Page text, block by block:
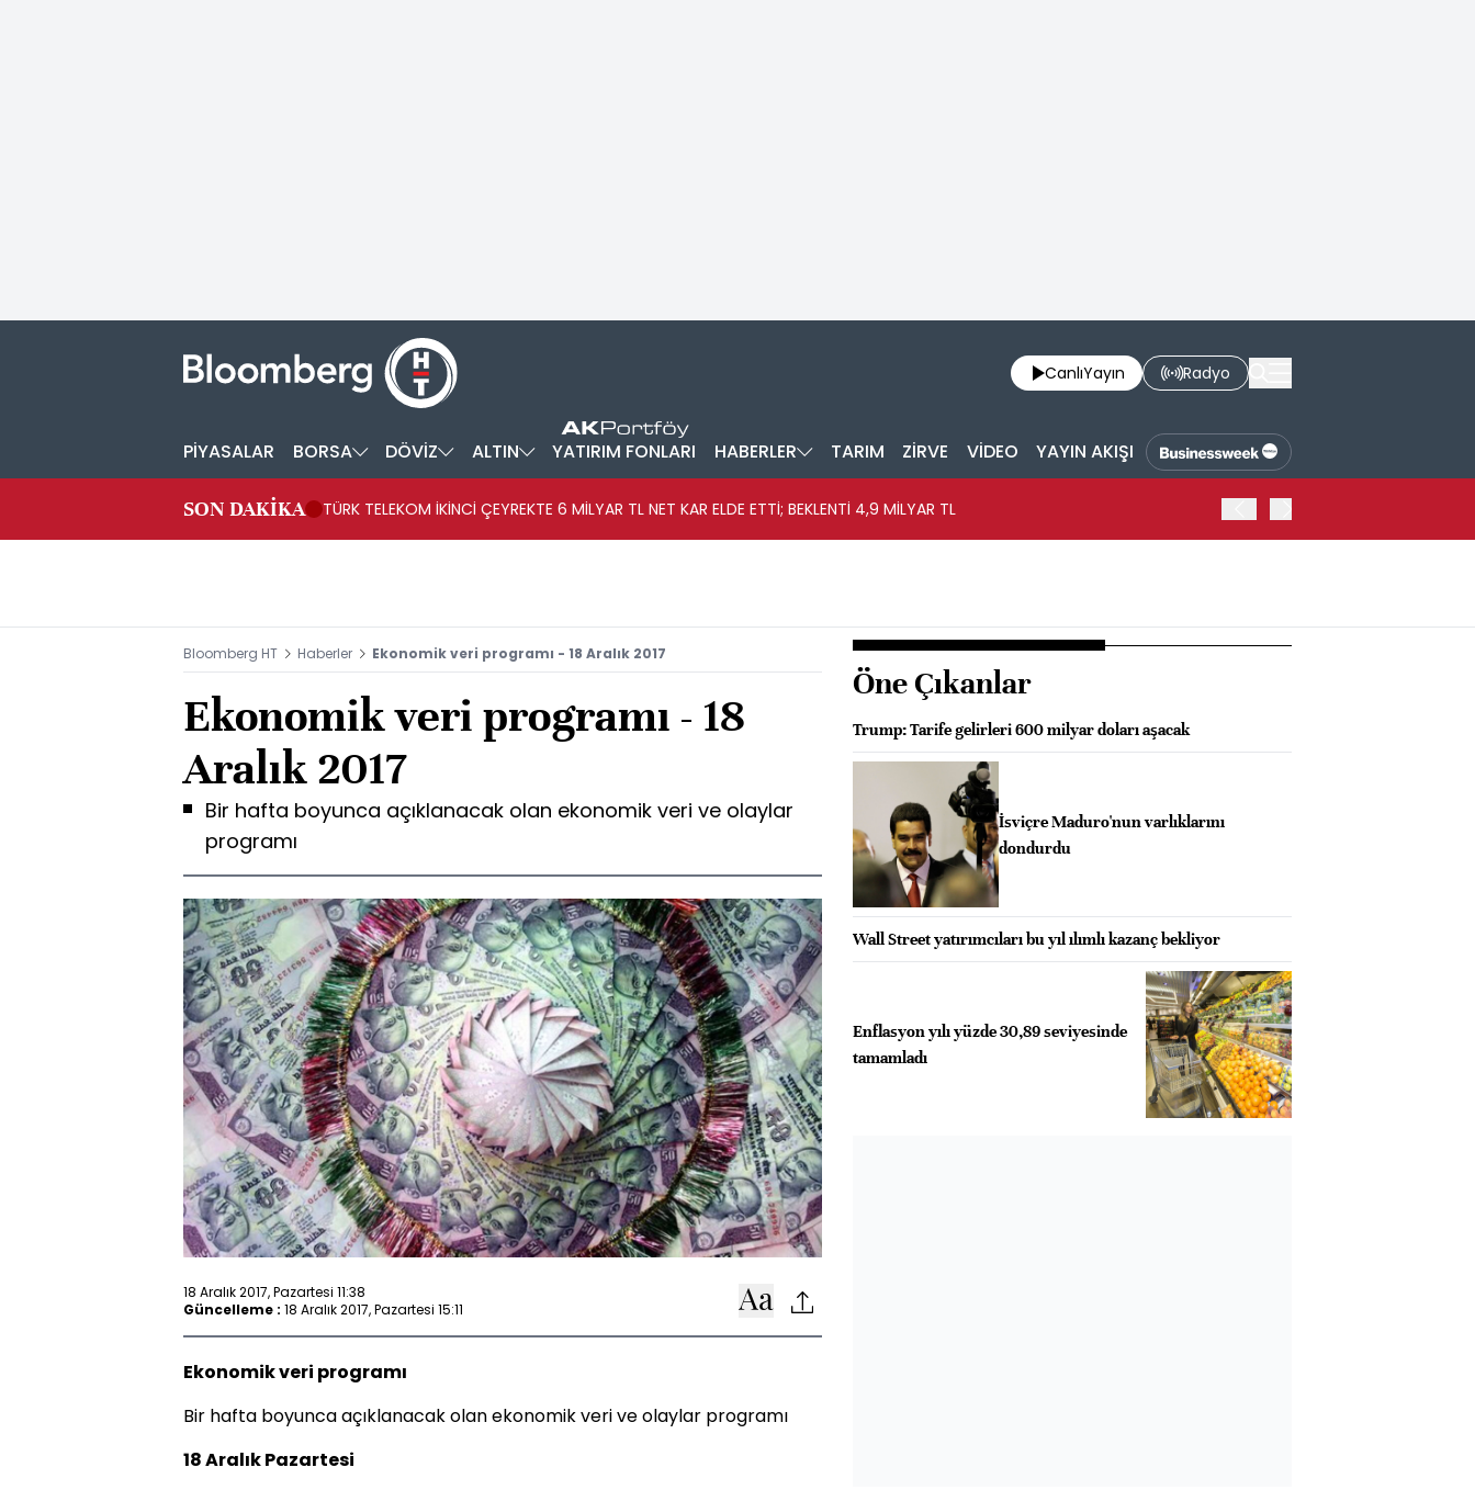
CanlıYayın Radyo
PİYASALAR BORSA DÖVİZ ALTIN YATIRIM FONLARI HABERLER TARIM ZİRVE VİDEO YAYIN AKIŞI
SON DAKİKA TÜRK TELEKOM İKİNCİ ÇEYREKTE 6 MİLYAR TL NET KAR ELDE ETTİ; BEKLENTİ 4,9 MİLYAR TL
Bloomberg HT Haberler Ekonomik veri programı - 18 Aralık 2017
Ekonomik veri programı - 18
Aralık 2017
Bir hafta boyunca açıklanacak olan ekonomik veri ve olaylar
programı
18 Aralık 2017, Pazartesi 11:38
Güncelleme : 18 Aralık 2017, Pazartesi 15:11
Ekonomik veri programı
Bir hafta boyunca açıklanacak olan ekonomik veri ve olaylar programı
18 Aralık Pazartesi
Öne Çıkanlar
Trump: Tarife gelirleri 600 milyar doları aşacak
İsviçre Maduro'nun varlıklarını
dondurdu
Wall Street yatırımcıları bu yıl ılımlı kazanç bekliyor
Enflasyon yılı yüzde 30,89 seviyesinde
tamamladı